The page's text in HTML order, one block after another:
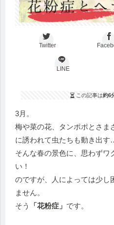
Twitter
LINE
この記事は約6
3月。
梅や菜の花、タンポポとさま
に誘われて虫たちも動き出
そんな春の景色に、思わずワ
い！
のですが、人によっては少し
ません。
そう
「花粉症」 です。